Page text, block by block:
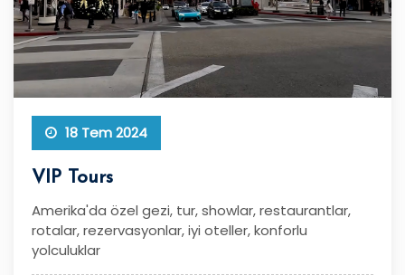
18 Tem 2024
VIP Tours
Amerika'da özel gezi, tur, showlar, restaurantlar,
rotalar, rezervasyonlar, iyi oteller, konforlu
yolculuklar